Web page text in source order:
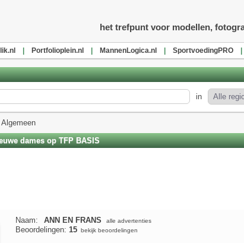
het trefpunt voor modellen,
Portfolioplein.nl MannenLogica.nl SportvoedingPRO
in
Algemeen
dames op TFP BASIS
Naam: ANN EN FRANS alle advertenties
Beoordelingen: 15 bekijk beoordelingen